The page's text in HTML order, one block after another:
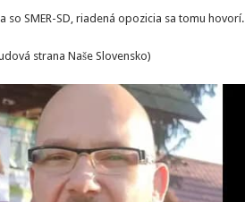
so SMER-SD, riadená opozicia sa tomu hovorí.
strana Naše Slovensko)